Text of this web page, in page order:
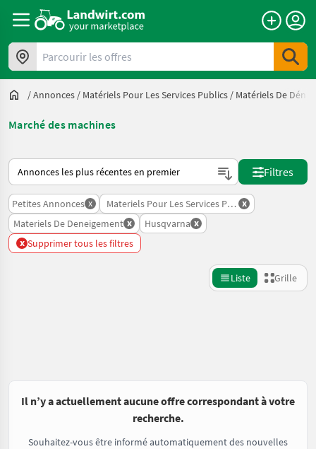
Parcourir les offres
/Annonces / Matériels Pour Les Services Publics / Matériels De
Marché des machines
Voici comment les annonces sont triées sur Landwirt.com
Filtres
Petites Annonces x Materiels Pour Les Services Publics
x
Materiels De Deneigement x Husqvarna x
x Supprimer tous les filtres
Liste Grille
Il n’y a actuellement aucune offre correspondant à votre
recherche.
Souhaitez-vous être informé automatiquement des nouvelles